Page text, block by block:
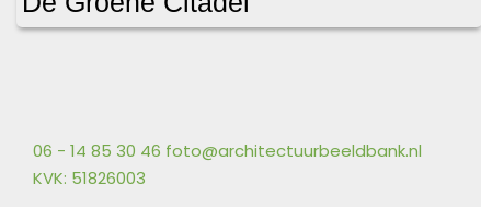
06 - 14 85 30 46 foto@architectuurbeeldbank.nl
KVK: 51826003